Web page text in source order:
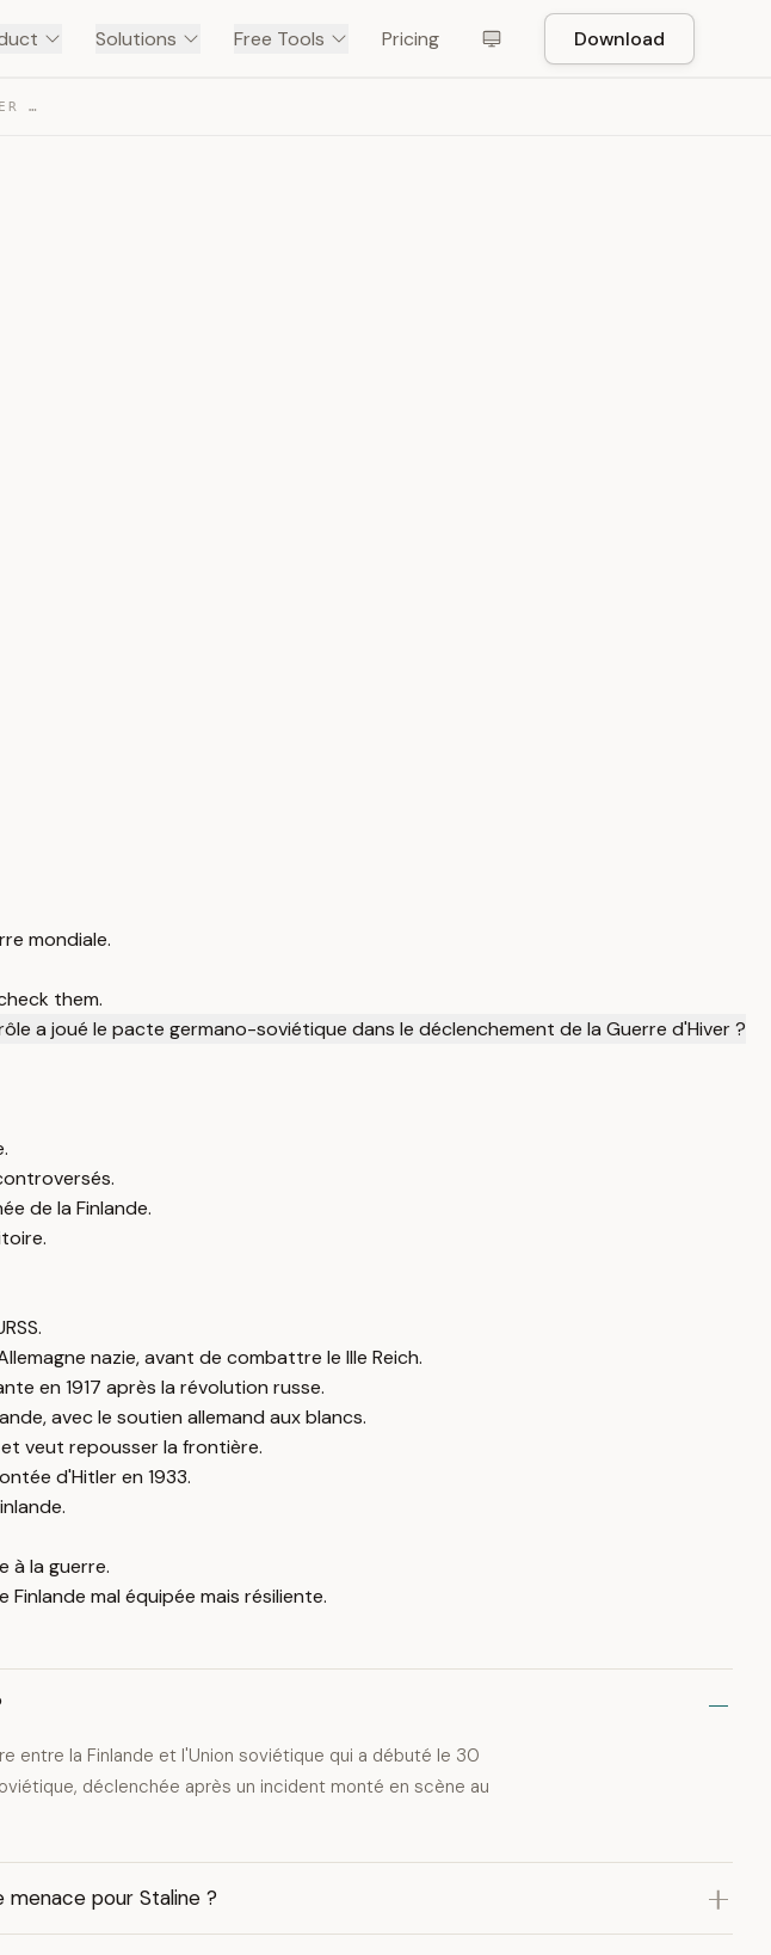
Solutions Free Tools Pricing Download
COMBATTRE PAR -40°C : LA GUERRE D’HIVER (URSS VS FINLAN… — TRANSCRIPT
mondiale.
them.
a joué le pacte germano-soviétique dans le déclenchement de la Guerre d'Hiver ?
de la Finlande.
nazie, avant de combattre le IIIe Reich.
en 1917 après la révolution russe.
avec le soutien allemand aux blancs.
veut repousser la frontière.
d'Hitler en 1933.
à la guerre.
mal équipée mais résiliente.
entre la Finlande et l'Union soviétique qui a débuté le 30
déclenchée après un incident monté en scène au
menace pour Staline ?